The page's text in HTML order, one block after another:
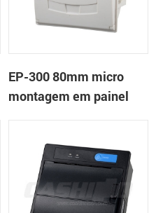
EP-300 80mm micro
montagem em painel